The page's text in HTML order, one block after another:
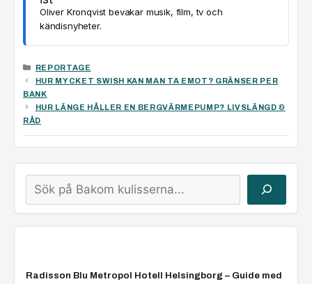
Oliver Kronqvist bevakar musik, film, tv och
kändisnyheter.
KATEGORIER
REPORTAGE
HUR MYCKET SWISH KAN MAN TA EMOT? GRÄNSER PER
BANK
HUR LÄNGE HÅLLER EN BERGVÄRMEPUMP? LIVSLÄNGD &
RÅD
Sök
Radisson Blu Metropol Hotell Helsingborg – Guide med